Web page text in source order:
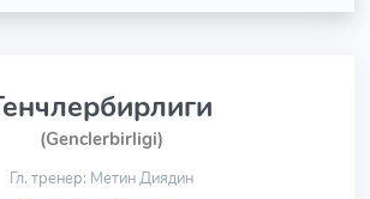
(Genclerbirligi)
Гл. тренер: Метин Диядин